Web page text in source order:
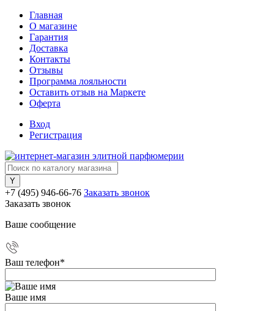
Главная
О магазине
Гарантия
Доставка
Контакты
Отзывы
Программа лояльности
Оставить отзыв на Маркете
Оферта
Вход
Регистрация
+7 (495) 946-66-76 Заказать звонок
Заказать звонок
Ваше сообщение
Ваш телефон*
Ваше имя